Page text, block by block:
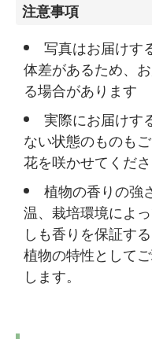
注意事項
写真はお届けす
体差があるため、
る場合があります
実際にお届けす
ない状態のものも
花を咲かせてくださ
植物の香りの強
温、栽培環境によ
しも香りを保証す
植物の特性として
します。